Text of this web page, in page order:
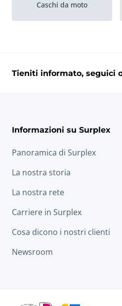
Caschi da moto
Tieniti informato, seguici
Informazioni su Surplex
Panoramica di Surplex
La nostra storia
La nostra rete
Carriere in Surplex
Cosa dicono i nostri clienti
Newsroom